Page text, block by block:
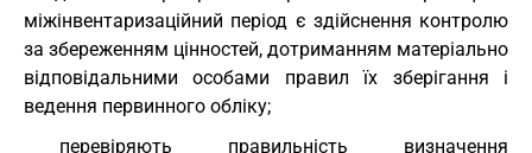
міжінвентаризаційний період є здійснення контролю
за збереженням цінностей, дотриманням матеріально
відповідальними особами правил їх зберігання і
ведення первинного обліку;
перевіряють правильність визначення